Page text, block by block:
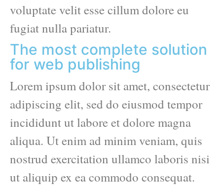
voluptate velit esse cillum dolore eu
fugiat nulla pariatur.
The most complete solution
for web publishing
Lorem ipsum dolor sit amet, consectetur
adipiscing elit, sed do eiusmod tempor
incididunt ut labore et dolore magna
aliqua. Ut enim ad minim veniam, quis
nostrud exercitation ullamco laboris nisi
ut aliquip ex ea commodo consequat.